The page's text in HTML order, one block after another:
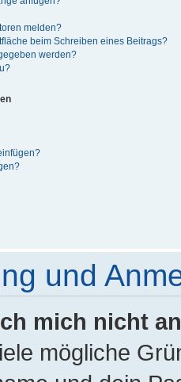
melden?
beim Schreiben eines Beitrags?
werden?
und
mich nicht
mögliche